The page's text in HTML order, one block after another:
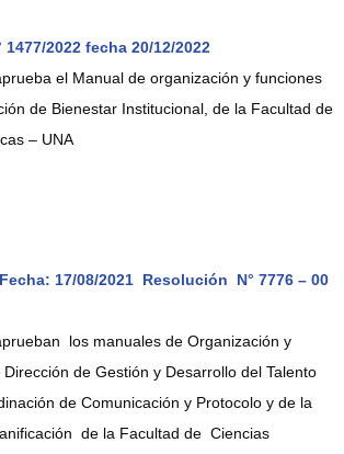
1477/2022 fecha 20/12/2022
el Manual de organización y funciones
de Bienestar Institucional, de la Facultad de
– UNA
17/08/2021 Resolución N° 7776 – 00
los manuales de Organización y
de Gestión y Desarrollo del Talento
de Comunicación y Protocolo y de la
de la Facultad de Ciencias